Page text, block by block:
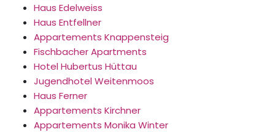
Haus Edelweiss
Haus Entfellner
Appartements Knappensteig
Fischbacher Apartments
Hotel Hubertus Hüttau
Jugendhotel Weitenmoos
Haus Ferner
Appartements Kirchner
Appartements Monika Winter